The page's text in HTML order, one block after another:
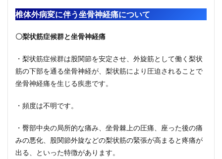
椎体外病変に伴う坐骨神経痛について
〇梨状筋症候群と坐骨神経痛
・梨状筋症候群は股関節を安定させ、外旋筋として働く梨状
筋の下部を通る坐骨神経が、梨状筋により圧迫されることで
坐骨神経痛を生じる疾患です。
・頻度は不明です。
・臀部中央の局所的な痛み、坐骨棘上の圧痛、座った後の痛
みの悪化、股関節外旋などの梨状筋の緊張が高まると疼痛が
出る、といった特徴があります。